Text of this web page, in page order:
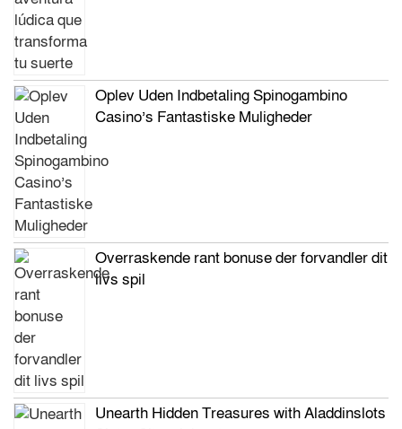
Oplev Uden Indbetaling Spinogambino
Casino’s Fantastiske Muligheder
Overraskende rant bonuse der forvandler dit
livs spil
Unearth Hidden Treasures with Aladdinslots